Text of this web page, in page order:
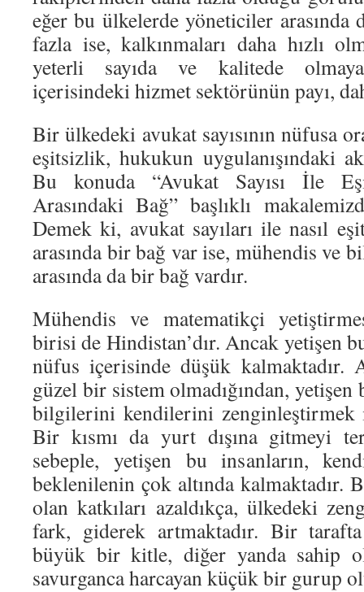
eğer bu ülkelerde yöneticiler arasında
fazla ise, kalkınmaları daha hızlı
yeterli sayıda ve kalitede
içerisindeki hizmet sektörünün payı,
Bir ülkedeki avukat sayısının nüfusa
eşitsizlik, hukukun uygulanışındaki
Bu konuda “Avukat Sayısı İle
Arasındaki Bağ” başlıklı
Demek ki, avukat sayıları ile nasıl
arasında bir bağ var ise, mühendis ve
arasında da bir bağ vardır.
Mühendis ve matematikçi
birisi de Hindistan’dır. Ancak yetişen
nüfus içerisinde düşük kalmaktadır.
güzel bir sistem olmadığından, yetişen
bilgilerini kendilerini zenginleştirmek
Bir kısmı da yurt dışına gitmeyi
sebeple, yetişen bu insanların,
beklenilenin çok altında kalmaktadır.
olan katkıları azaldıkça, ülkedeki
fark, giderek artmaktadır. Bir
büyük bir kitle, diğer yanda sahip
savurganca harcayan küçük bir gurup